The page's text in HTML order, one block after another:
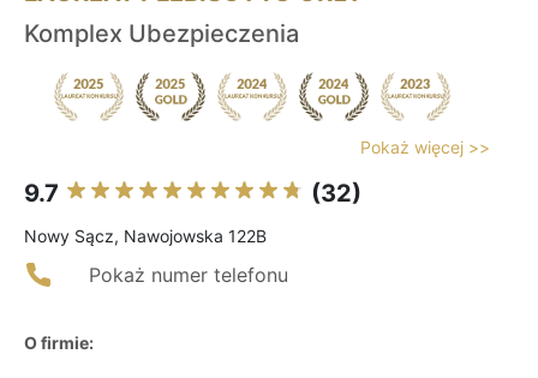
Komplex Ubezpieczenia
Pokaż więcej >>
9.7 (32)
Nowy Sącz, Nawojowska 122B
Pokaż numer telefonu
O firmie: